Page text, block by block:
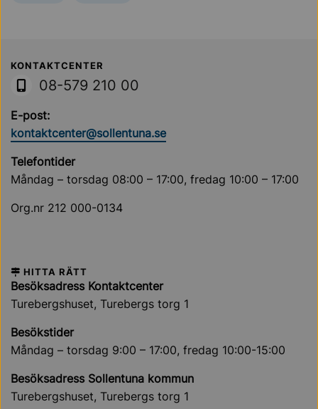
Sollentuna Kommun
KONTAKTCENTER
08-579 210 00
E-post:
kontaktcenter@sollentuna.se
Telefontider
Måndag – torsdag 08:00 – 17:00, fredag 10:00 – 17:00
Org.nr 212 000-0134
HITTA RÄTT
Besöksadress Kontaktcenter
Turebergshuset, Turebergs torg 1
Besökstider
Måndag – torsdag 9:00 – 17:00, fredag 10:00-15:00
Besöksadress Sollentuna kommun
Turebergshuset, Turebergs torg 1